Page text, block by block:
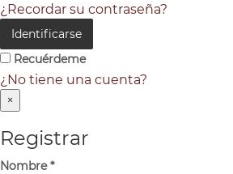
¿Recordar su contraseña?
Identificarse
Recuérdeme
¿No tiene una cuenta?
×
Registrar
Nombre*